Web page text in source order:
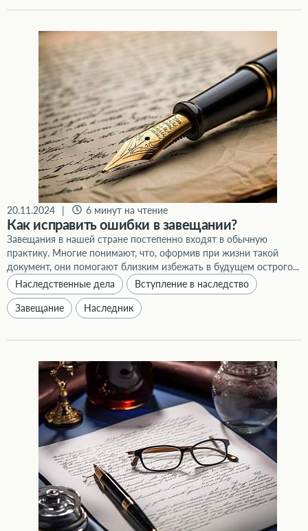
20.11.2024 | 6 минут на чтение
Как исправить ошибки в завещании?
Завещания в нашей стране постепенно входят в обычную
практику. Многие понимают, что, оформив при жизни такой
документ, они помогают близким избежать в будущем острого...
Наследственные дела
Вступление в наследство
Завещание Наследник